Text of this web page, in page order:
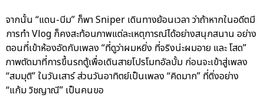
จากนั้น “แดน-บีม” ก็พา Sniper เดินทางย้อนเวลา ว่าถ้าหากในอดีตมี
การทำ Vlog ก็คงสะท้อนภาพแต่ละเหตุการณ์ได้อย่างสนุกสนาน อย่าง
ตอนที่เข้าห้องอัดกับเพลง “ที่ดูว่าผมหยิ่ง ที่จริงน่ะผมอาย และ โสด”
ภาพตัดมาที่การขึ้นรถตู้เพื่อเดินสายโปรโมทอัลบั้ม ก่อนจะเข้าสู่เพลง
“สมมุติ” ในวันเสาร์ ส่วนวันอาทิตย์เป็นเพลง “คิดมาก” ที่ติ่งอย่าง
“แก้ม วิชญาณี” เป็นคนขอ